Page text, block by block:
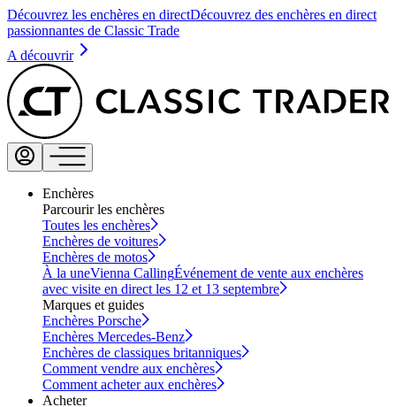
Découvrez les enchères en directDécouvrez des enchères en direct
passionnantes de Classic Trade
A découvrir
Enchères
Parcourir les enchères
Toutes les enchères
Enchères de voitures
Enchères de motos
À la uneVienna CallingÉvénement de vente aux enchères
avec visite en direct les 12 et 13 septembre
Marques et guides
Enchères Porsche
Enchères Mercedes-Benz
Enchères de classiques britanniques
Comment vendre aux enchères
Comment acheter aux enchères
Acheter